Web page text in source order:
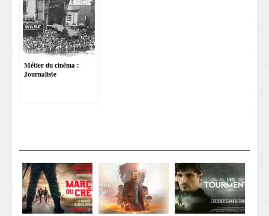
Métier du cinéma :
Journaliste